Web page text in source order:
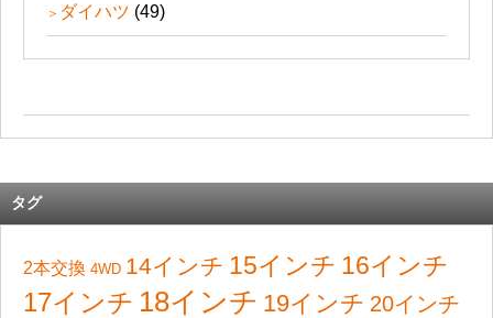
ダイハツ (49)
タグ
2本交換 4WD 14インチ 15インチ 16インチ
17インチ 18インチ 19インチ 20インチ